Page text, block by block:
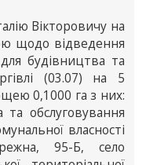
Вікторовичу на
щодо відведення
будівництва та
(03.07) на 5
0,1000 га з них:
обслуговування
власності
95-Б, село